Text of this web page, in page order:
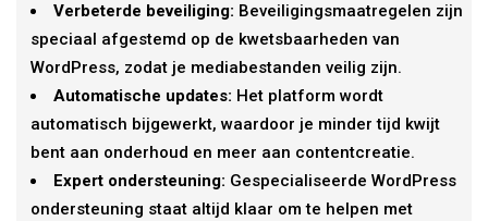
Verbeterde beveiliging: Beveiligingsmaatregelen zijn
speciaal afgestemd op de kwetsbaarheden van
WordPress, zodat je mediabestanden veilig zijn.
Automatische updates: Het platform wordt
automatisch bijgewerkt, waardoor je minder tijd kwijt
bent aan onderhoud en meer aan contentcreatie.
Expert ondersteuning: Gespecialiseerde WordPress
ondersteuning staat altijd klaar om te helpen met